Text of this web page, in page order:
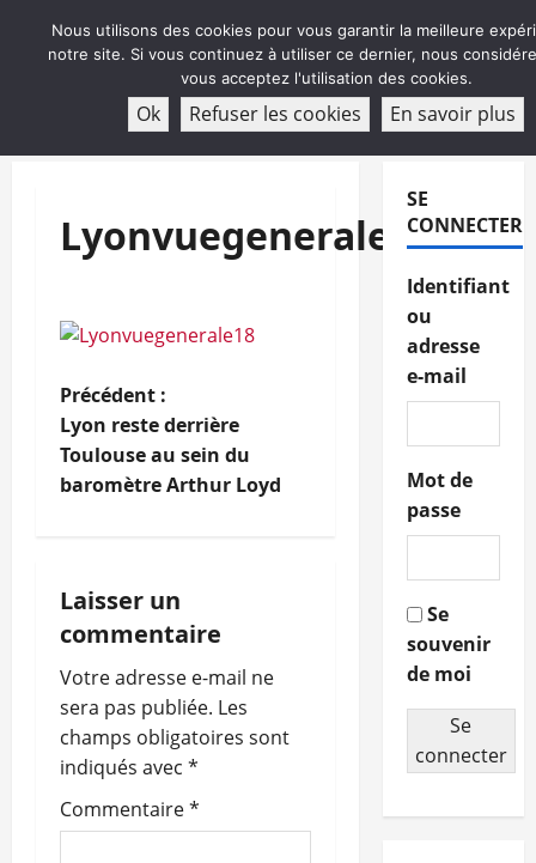
ABONNEMENT
Lyonvuegenerale18
N
a
v
g
a
t
i
o
Précédent :
Lyon reste derrière
Toulouse au sein du
baromètre Arthur Loyd
Laisser un
commentaire
Votre adresse e-mail ne
sera pas publiée. Les
champs obligatoires sont
indiqués avec *
Commentaire*
SE
CONNECTER
Identifiant
ou
adresse
e-mail
Mot de
passe
Se
souvenir
de moi
Se
connecter
Nous utilisons des cookies pour vous garantir la meilleure
notre site. Si vous continuez à utiliser ce dernier, nous
vous acceptez l'utilisation des cookies.
Ok Refuser les cookies En savoir plus